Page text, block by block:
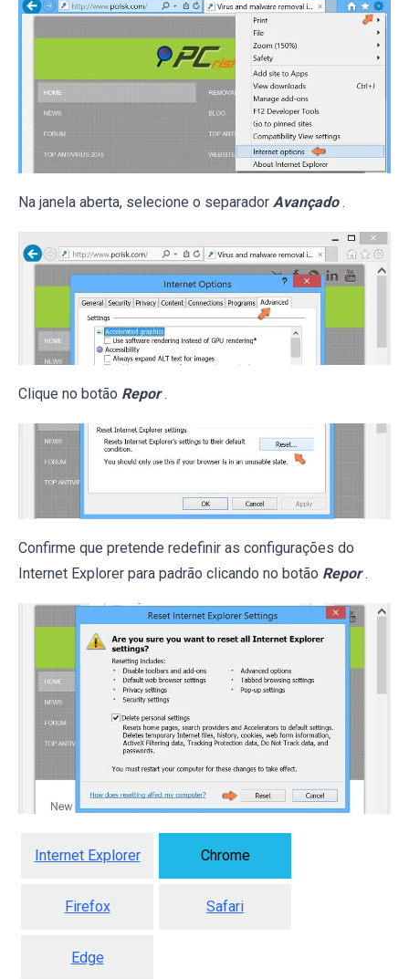
Na janela aberta, selecione o separador Avançado .
Clique no botão Repor .
Confirme que pretende redefinir as configurações do
Internet Explorer para padrão clicando no botão Repor .
Internet Explorer Chrome
Firefox Safari
Edge